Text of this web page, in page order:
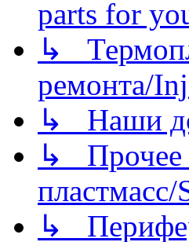
parts for
↳
ремонта/
↳ Наши
↳ Прочее
↳